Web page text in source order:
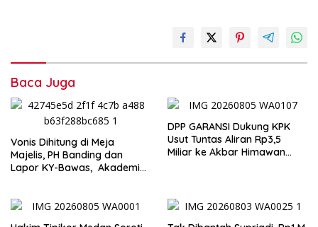
Baca Juga
Vonis Dihitung di Meja
Majelis, PH Banding dan
Lapor KY-Bawas, Akademisi:
Kehakiman
DPP GARANSI Dukung KPK
Usut Tuntas Aliran Rp3,5
Miliar ke Akbar Himawan